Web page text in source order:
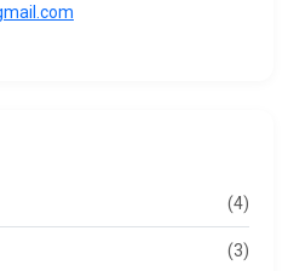
(4)
(3)